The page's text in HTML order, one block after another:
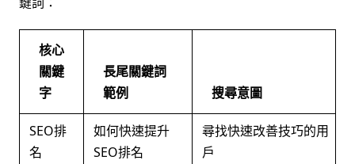
核心
關鍵
字
長尾關鍵詞
範例
搜尋意圖
SEO排
名
如何快速提升
SEO排名
尋找快速改善技巧的用
戶